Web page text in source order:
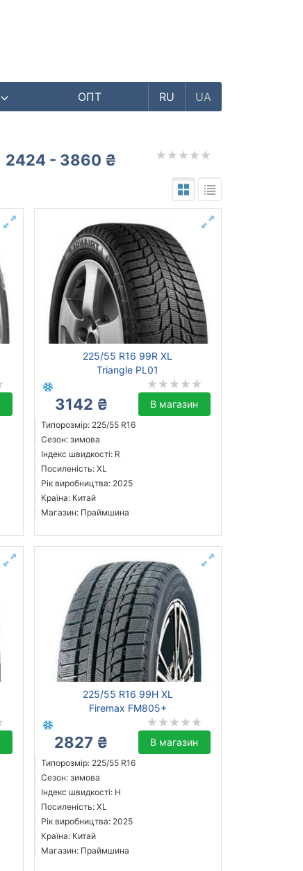
ОПТ RU UA
2424 - 3860 ₴
225/55 R16 99R XL
Triangle PL01
3142 ₴ В магазин
Типорозмір: 225/55 R16
Сезон: зимова
Індекс швидкості: R
Посиленість: XL
Рік виробництва: 2025
Країна: Китай
Магазин: Праймшина
225/55 R16 99H XL
Firemax FM805+
2827 ₴ В магазин
Типорозмір: 225/55 R16
Сезон: зимова
Індекс швидкості: H
Посиленість: XL
Рік виробництва: 2025
Країна: Китай
Магазин: Праймшина